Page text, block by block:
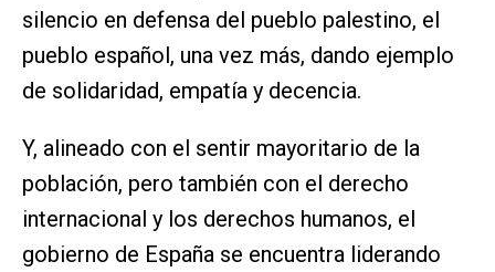
silencio en defensa del pueblo palestino, el
pueblo español, una vez más, dando ejemplo
de solidaridad, empatía y decencia.
Y, alineado con el sentir mayoritario de la
población, pero también con el derecho
internacional y los derechos humanos, el
gobierno de España se encuentra liderando